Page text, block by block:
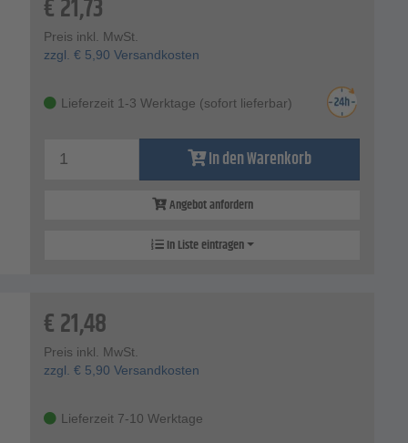
€21,73
Preis inkl. MwSt.
zzgl. € 5,90 Versandkosten
Lieferzeit 1-3 Werktage (sofort lieferbar)
In den Warenkorb
Angebot anfordern
In Liste eintragen
€21,48
Preis inkl. MwSt.
zzgl. € 5,90 Versandkosten
Lieferzeit 7-10 Werktage